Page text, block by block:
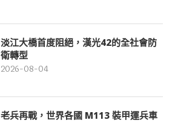
淡江大橋首度阻絕，漢光42的全社會防
衛轉型
2026-08-04
老兵再戰，世界各國 M113 裝甲運兵車